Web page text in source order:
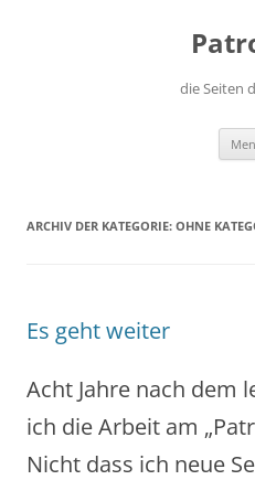
die Seiten
ARCHIV DER KATEGORIE: OHNE
Es geht weiter
Acht Jahre nach dem
ich die Arbeit am
Nicht dass ich neue